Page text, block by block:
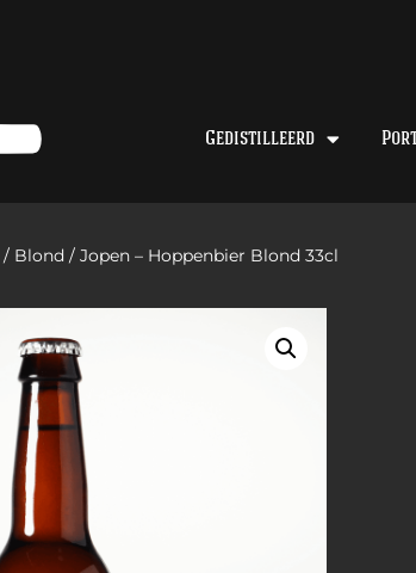
Gedistilleerd
/ Blond / Jopen – Hoppenbier Blond 33cl